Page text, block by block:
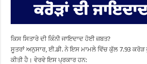
ਕਿਸ ਸਿਤਾਰੇ ਦੀ ਕਿੰਨੀ ਜਾਇਦਾਦ ਹੋਈ ਜ਼ਬਤ?
ਸੂਤਰਾਂ ਅਨੁਸਾਰ, ਈ.ਡੀ. ਨੇ ਇਸ ਮਾਮਲੇ ਵਿੱਚ ਕੁੱਲ 7.93 ਕਰੋੜ
ਕੀਤੀ ਹੈ। ਵੇਰਵੇ ਇਸ ਪ੍ਰਕਾਰ ਹਨ: